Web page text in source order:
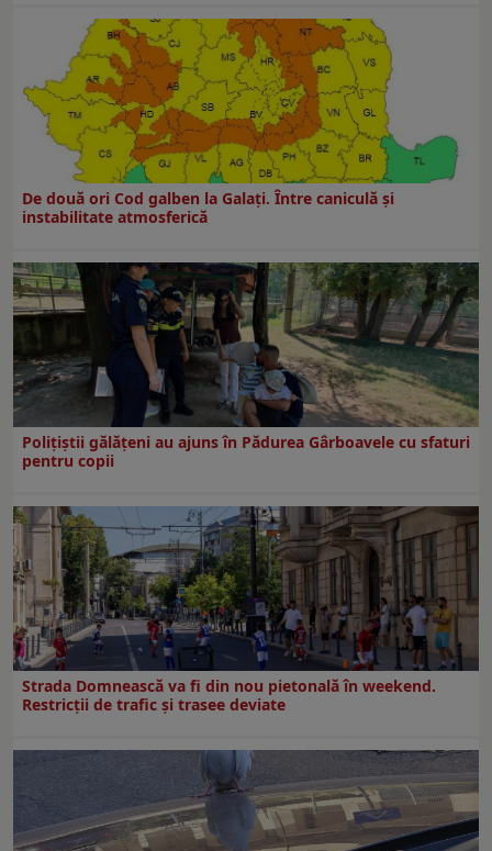
De două ori Cod galben la Galaţi. Între caniculă şi
instabilitate atmosferică
Polițiștii gălățeni au ajuns în Pădurea Gârboavele cu sfaturi
pentru copii
Strada Domnească va fi din nou pietonală în weekend.
Restricţii de trafic şi trasee deviate